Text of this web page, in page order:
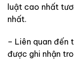
luật cao nhất
nhất.
– Liên quan đến
được ghi nhận